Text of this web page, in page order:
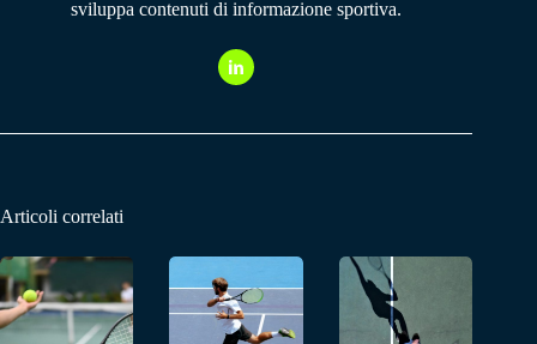
sviluppa contenuti di informazione sportiva.
Articoli correlati